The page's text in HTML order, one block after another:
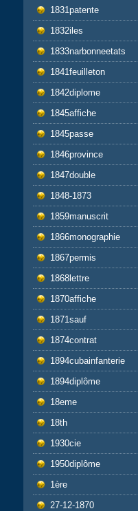
1831patente
1832iles
1833narbonneetats
1841feuilleton
1842diplome
1845affiche
1845passe
1846province
1847double
1848-1873
1859manuscrit
1866monographie
1867permis
1868lettre
1870affiche
1871sauf
1874contrat
1894cubainfanterie
1894diplôme
18eme
18th
1930cie
1950diplôme
1ère
27-12-1870